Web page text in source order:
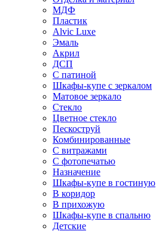
МДФ
Пластик
Alvic Luxe
Эмаль
Акрил
ДСП
С патиной
Шкафы-купе с зеркалом
Матовое зеркало
Стекло
Цветное стекло
Пескоструй
Комбинированные
С витражами
С фотопечатью
Назначение
Шкафы-купе в гостиную
В коридор
В прихожую
Шкафы-купе в спальню
Детские